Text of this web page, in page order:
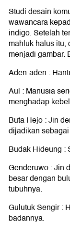
Studi desain
wawancara
indigo. Setelah
mahluk halus itu,
menjadi gambar.
Aden-aden :
Aul : Manusia
menghadap
Buta Hejo : Jin
dijadikan
Budak Hideung :
Genderuwo : Jin
besar dengan
tubuhnya.
Gulutuk Sengir :
badannya.